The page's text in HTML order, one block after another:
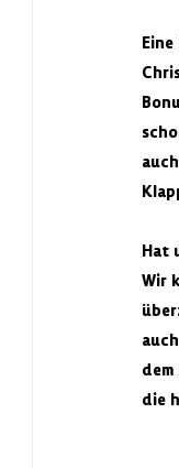
Hat
Wir
die